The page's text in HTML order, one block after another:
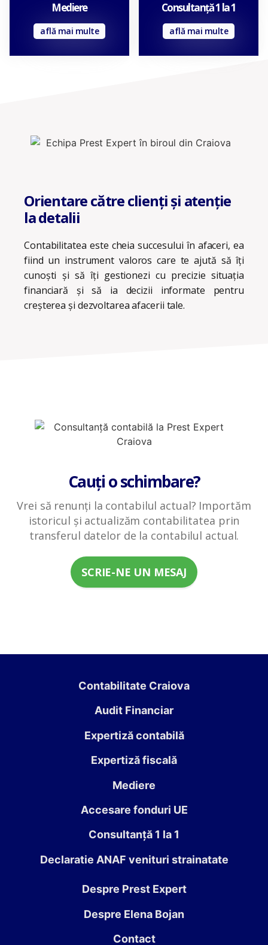
Mediere
află mai multe
Consultanță 1 la 1
află mai multe
Orientare către clienți și atenție
la detalii
Contabilitatea este cheia succesului în afaceri, ea
fiind un instrument valoros care te ajută să îți
cunoști și să îți gestionezi cu precizie situația
financiară și să ia decizii informate pentru
creșterea și dezvoltarea afacerii tale.
Cauți o schimbare?
Vrei să renunți la contabilul actual? Importăm
istoricul și actualizăm contabilitatea prin
transferul datelor de la contabilul actual.
SCRIE-NE UN MESAJ
Contabilitate Craiova
Audit Financiar
Expertiză contabilă
Expertiză fiscală
Mediere
Accesare fonduri UE
Consultanță 1 la 1
Declaratie ANAF venituri strainatate
Despre Prest Expert
Despre Elena Bojan
Contact